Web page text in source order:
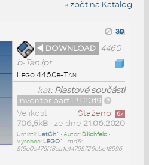
« zpět na Katalog
◄ DOWNLOAD 4460
b-Tan.ipt
Lego 4460b-Tan
kat:Plastové součásti
Inventor part IPT2019
Staženo: 6x
Velikost
706,5kB• ze dne 21.06.2020
Umístil: LatCh^ • Autor: D.Kohfeld•
Výrobce: LEGO^ • md5:
515e0e476f18ea1e14795729cbc18596